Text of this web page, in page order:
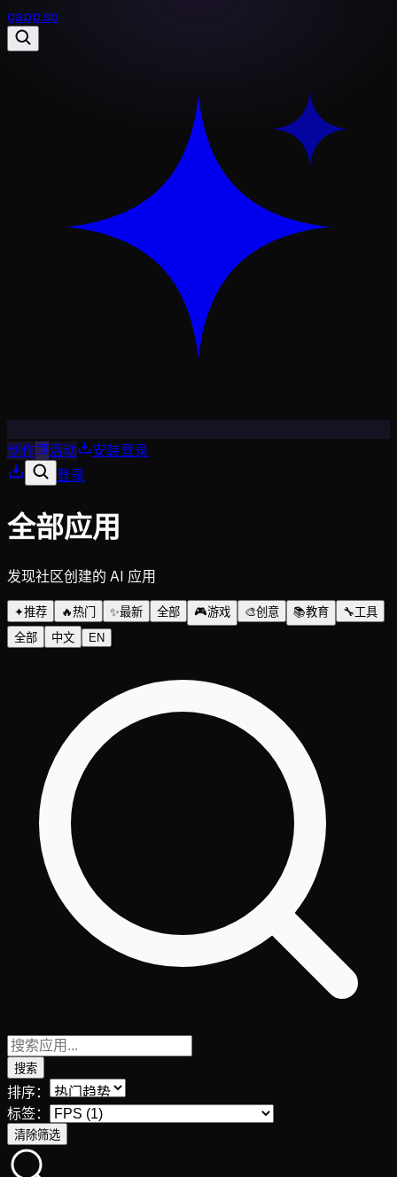
gapp.so
创作 活动 安装登录
登录
全部应用
发现社区创建的 AI 应用
✦推荐 🔥热门 ✨最新 全部 🎮游戏 🎨创意 📚教育 🔧工具
全部
中文 EN
搜索
排序：
标签：
清除筛选